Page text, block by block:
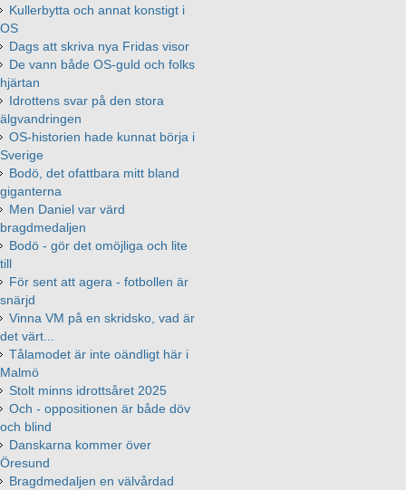
Kullerbytta och annat konstigt i
OS
Dags att skriva nya Fridas visor
De vann både OS-guld och folks
hjärtan
Idrottens svar på den stora
älgvandringen
OS-historien hade kunnat börja i
Sverige
Bodö, det ofattbara mitt bland
giganterna
Men Daniel var värd
bragdmedaljen
Bodö - gör det omöjliga och lite
till
För sent att agera - fotbollen är
snärjd
Vinna VM på en skridsko, vad är
det värt...
Tålamodet är inte oändligt här i
Malmö
Stolt minns idrottsåret 2025
Och - oppositionen är både döv
och blind
Danskarna kommer över
Öresund
Bragdmedaljen en välvårdad